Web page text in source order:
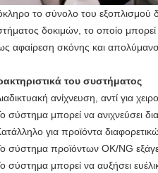
το σύνολο του εξοπλισμού
δοκιμών, το οποίο
αφαίρεση σκόνης και
του συστήματος
ανίχνευση, αντί για
σύστημα μπορεί να ανιχνεύσει
για προϊόντα
σύστημα προϊόντων OK/NG
σύστημα μπορεί να αυξήσει